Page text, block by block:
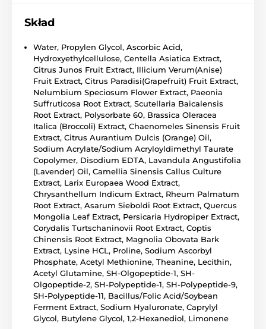
Skład
Water, Propylen Glycol, Ascorbic Acid,
Hydroxyethylcellulose, Centella Asiatica Extract,
Citrus Junos Fruit Extract, Illicium Verum(Anise)
Fruit Extract, Citrus Paradisi(Grapefruit) Fruit Extract,
Nelumbium Speciosum Flower Extract, Paeonia
Suffruticosa Root Extract, Scutellaria Baicalensis
Root Extract, Polysorbate 60, Brassica Oleracea
Italica (Broccoli) Extract, Chaenomeles Sinensis Fruit
Extract, Citrus Aurantium Dulcis (Orange) Oil,
Sodium Acrylate/Sodium Acryloyldimethyl Taurate
Copolymer, Disodium EDTA, Lavandula Angustifolia
(Lavender) Oil, Camellia Sinensis Callus Culture
Extract, Larix Europaea Wood Extract,
Chrysanthellum Indicum Extract, Rheum Palmatum
Root Extract, Asarum Sieboldi Root Extract, Quercus
Mongolia Leaf Extract, Persicaria Hydropiper Extract,
Corydalis Turtschaninovii Root Extract, Coptis
Chinensis Root Extract, Magnolia Obovata Bark
Extract, Lysine HCL, Proline, Sodium Ascorbyl
Phosphate, Acetyl Methionine, Theanine, Lecithin,
Acetyl Glutamine, SH-Olgopeptide-1, SH-
Olgopeptide-2, SH-Polypeptide-1, SH-Polypeptide-9,
SH-Polypeptide-11, Bacillus/Folic Acid/Soybean
Ferment Extract, Sodium Hyaluronate, Caprylyl
Glycol, Butylene Glycol, 1,2-Hexanediol, Limonene